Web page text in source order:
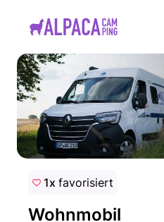
Wohnmobil
1x favorisiert